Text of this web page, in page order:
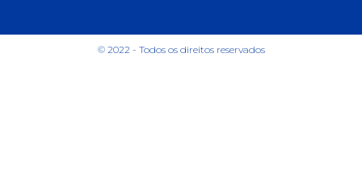
© 2022 - Todos os direitos reservados